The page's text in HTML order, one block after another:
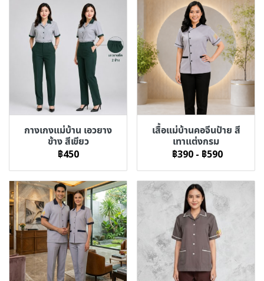
กางเกงแม่บ้าน เอวยาง
ข้าง สีเขียว
฿450
เสื้อแม่บ้านคอจีนป้าย สี
เทาแต่งกรม
฿390 - ฿590